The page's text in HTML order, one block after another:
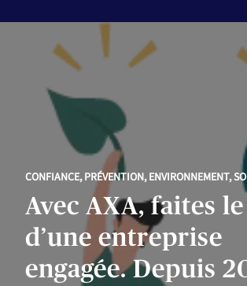
CONFIANCE, PRÉVENTION, ENVIRONNEMENT,
Avec AXA, faites
d’une entreprise
engagée. Depuis